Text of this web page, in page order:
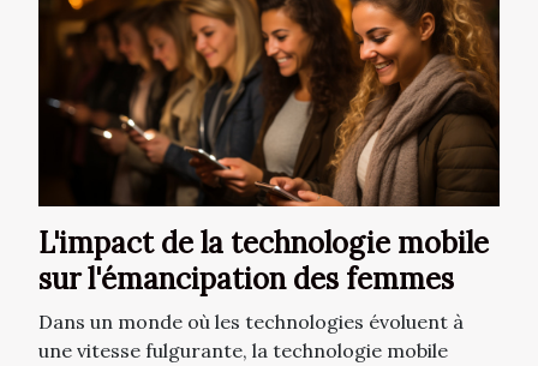
L'impact de la technologie mobile
sur l'émancipation des femmes
Dans un monde où les technologies évoluent à
une vitesse fulgurante, la technologie mobile